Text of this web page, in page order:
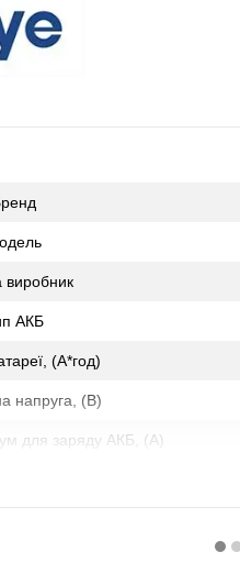
виробник
АКБ
(А*год)
напруга, (В)
для заряду АКБ, (А)